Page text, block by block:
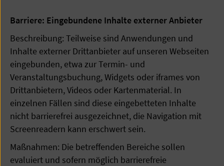
Barriere: Eingebundene Inhalte externer Anbieter
Beschreibung: Teilweise sind Anwendungen und
Inhalte externer Drittanbieter auf unseren Webseiten
eingebunden, etwa zur Termin- und
Veranstaltungsbuchung, Widgets oder iframes von
Drittanbietern, Videos oder Kartenmaterial. In
einzelnen Fällen sind diese eingebetteten Inhalte
nicht barrierefrei ausgezeichnet, die Navigation mit
Screenreadern kann erschwert sein.
Maßnahmen: Die betreffenden Bereiche sollen
evaluiert und sofern möglich barrierefreie